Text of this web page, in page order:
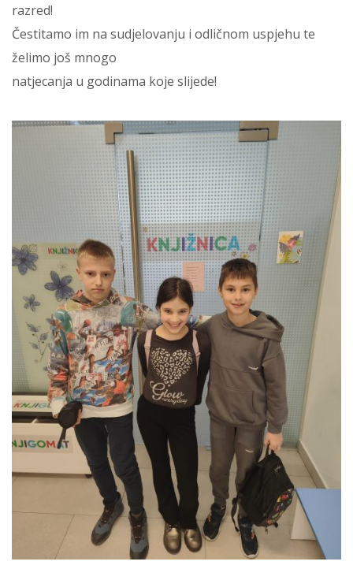
razred!
Čestitamo im na sudjelovanju i odličnom uspjehu te
želimo još mnogo
natjecanja u godinama koje slijede!